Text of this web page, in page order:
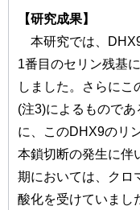
【研究成果】
本研究では、
1番目のセリン残基
しました。さらにこ
(注3)によるもので
に、このDHX9のリ
本鎖切断の発生に伴
期においては、クロ
酸化を受けていまし